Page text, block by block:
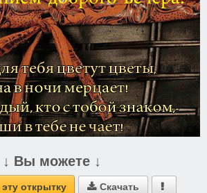
↓ Вы можете ↓
открытку  Скачать 